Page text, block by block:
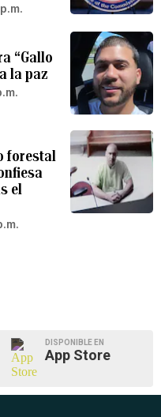
“Gallo
la paz
forestal
el
DISPONIBLE EN
App Store